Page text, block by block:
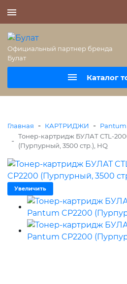
Официальный партнер бренда
Булат
Каталог
Главная - КАРТРИДЖИ - Pantum
- Тонер-картридж БУЛАТ CTL-
(Пурпурный, 3500 стр.), HQ
Увеличить